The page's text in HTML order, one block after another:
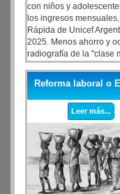
con niños y
los ingresos
Rápida de Unicef
2025. Menos ahorro y
radiografía de la "clase
esta nueva ola ponen
reducción de la
abordarse con
acelerar esa
Argentina, Rafael
Reforma laboral o
Leer más...